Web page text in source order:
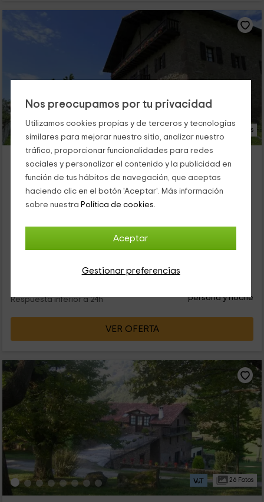
Nos preocupamos por tu privacidad
Utilizamos cookies propias y de terceros y tecnologías
similares para mejorar nuestro sitio, analizar nuestro
tráfico, proporcionar funcionalidades para redes
sociales y personalizar el contenido y la publicidad en
función de tus hábitos de navegación, que aceptas
haciendo clic en el botón 'Aceptar'. Más información
sobre nuestra Política de cookies.
Aceptar
Gestionar preferencias
35 Fotos
Casa Kordoa
Errazu/erratzu, Navarra
Reservado 1 veces
Por habitaciones
6 habitaciones
está situado en el navarro valle de Baztán. La residencia tiene
un amplio espacio exterior con barbacoa y...
Respuesta inferior a 24h
persona y noche
VER OFERTA
26 Fotos